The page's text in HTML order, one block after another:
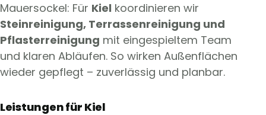
Mauersockel: Für Kiel koordinieren wir
Steinreinigung, Terrassenreinigung und
Pflasterreinigung mit eingespieltem Team
und klaren Abläufen. So wirken Außenflächen
wieder gepflegt – zuverlässig und planbar.
Leistungen für Kiel